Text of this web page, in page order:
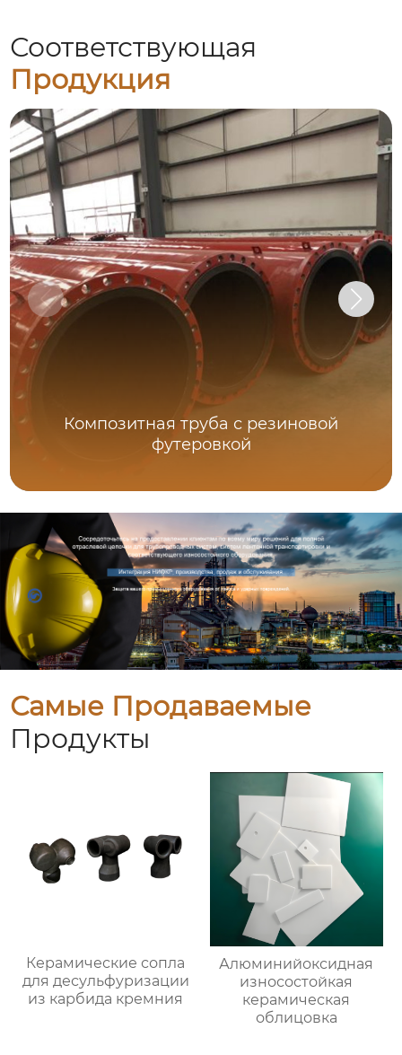
Соответствующая
Продукция
Композитная труба с резиновой
футеровкой
Самые Продаваемые
Продукты
Керамические сопла
для десульфуризации
из карбида кремния
Алюминийоксидная
износостойкая
керамическая
облицовка